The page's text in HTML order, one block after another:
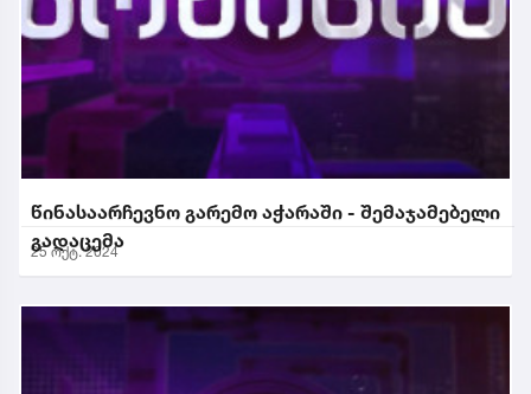
წინასაარჩევნო გარემო აჭარაში - შემაჯამებელი
გადაცემა
25 ოქტ. 2024